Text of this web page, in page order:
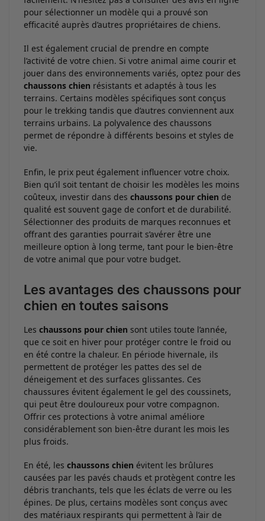
pour sélectionner un modèle qui a prouvé son
efficacité auprès d’autres propriétaires de chiens.
Il est également crucial de prendre en compte
l’activité de votre chien. Si votre animal aime courir et
jouer dans des environnements variés, optez pour des
chaussons chien résistants et adaptés à tous les
terrains. Certains modèles spécifiques sont conçus
pour le trekking tandis que d’autres conviennent aux
terrains urbains. La polyvalence des chaussons
permet de répondre à différents besoins et styles de
vie.
Enfin, le prix peut également influencer votre choix.
Bien qu’il soit tentant de choisir les modèles les moins
coûteux, investir dans des chaussons pour chien de
qualité est souvent gage de confort et de durabilité.
Sélectionner des produits de marques reconnues et
offrant des garanties pourrait s’avérer être une
meilleure option à long terme, tant pour le bien-être
de votre animal que pour votre budget.
Les avantages des chaussons pour
chien en toutes saisons
Les chaussons pour chien sont utiles toute l’année,
que ce soit en hiver pour protéger contre le froid ou
en été contre la chaleur. En période hivernale, ils
permettent de protéger les pattes des sel de
déneigement et des surfaces glissantes. Ces
chaussures évitent également le gel des coussinets,
qui peut être douloureux pour votre compagnon.
Offrir ces protections à votre animal améliore
considérablement son bien-être durant les mois les
plus froids.
En été, les chaussons chien évitent les brûlures
causées par les pavés chauds et protègent contre les
débris tranchants, tels que les éclats de verre ou les
épines. De plus, certains modèles sont conçus avec
des matériaux respirants qui permettent à l’air de